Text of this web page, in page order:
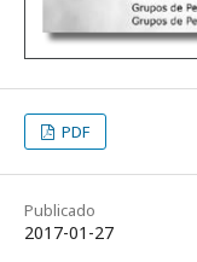
PDF
Publicado
2017-01-27